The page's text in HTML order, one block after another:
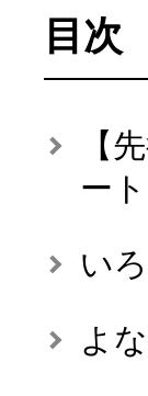
問い
目次
【
ー
い
よ